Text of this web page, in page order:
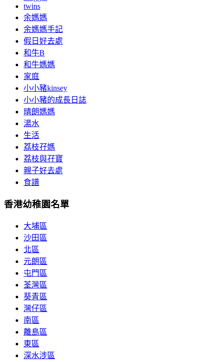
twins
余媽媽
余媽媽手記
假日好去處
和牛B
和牛媽媽
家庭
小小豬kinsey
小小豬的成長日誌
晴朗媽媽
湯水
生活
荔枝孖媽
荔枝與孖寶
親子好去處
食譜
香港幼稚園名單
大埔區
沙田區
北區
元朗區
屯門區
荃灣區
葵青區
灣仔區
南區
離島區
東區
深水涉區